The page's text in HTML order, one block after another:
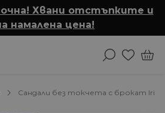
Хвани отстъпките и
намалена цена!
Сандали без токчета с брокат